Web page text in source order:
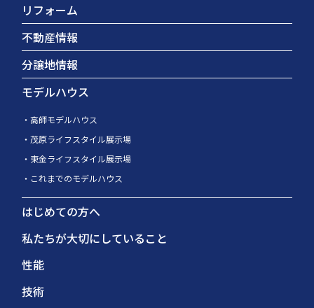
リフォーム
不動産情報
分譲地情報
モデルハウス
高師モデルハウス
茂原ライフスタイル展示場
東金ライフスタイル展示場
これまでのモデルハウス
はじめての方へ
私たちが大切にしていること
性能
技術